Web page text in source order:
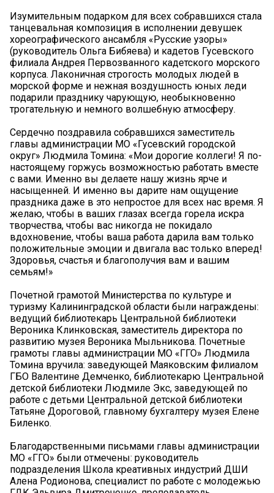
Изумительным подарком для всех собравшихся стала
танцевальная композиция в исполнении девушек
хореографического ансамбля «Русские узоры»
(руководитель Ольга Бибяева) и кадетов Гусевского
филиала Андрея Первозванного кадетского морского
корпуса. Лаконичная строгость молодых людей в
морской форме и нежная воздушность юных леди
подарили празднику чарующую, необыкновенно
трогательную и немного волшебную атмосферу.
Сердечно поздравила собравшихся заместитель
главы администрации МО «Гусевский городской
округ» Людмила Томина: «Мои дорогие коллеги! Я по-
настоящему горжусь возможностью работать вместе
с вами. Именно вы делаете нашу жизнь ярче и
насыщенней. И именно вы дарите нам ощущение
праздника даже в это непростое для всех нас время. Я
желаю, чтобы в ваших глазах всегда горела искра
творчества, чтобы вас никогда не покидало
вдохновение, чтобы ваша работа дарила вам только
положительные эмоции и двигала вас только вперед!
Здоровья, счастья и благополучия вам и вашим
семьям!»
Почетной грамотой Министерства по культуре и
туризму Калининградской области были награждены:
ведущий библиотекарь Центральной библиотеки
Вероника Клинковская, заместитель директора по
развитию музея Вероника Мыльникова. Почетные
грамоты главы администрации МО «ГГО» Людмила
Томина вручила: заведующей Маяковским филиалом
ГБО Валентине Демченко, библиотекарю Центральной
детской библиотеки Людмиле Экс, заведующей по
работе с детьми Центральной детской библиотеки
Татьяне Дороговой, главному бухгалтеру музея Елене
Биленко.
Благодарственными письмами главы администрации
МО «ГГО» были отмечены: руководитель
подразделения Школа креативных индустрий ДШИ
Алена Родионова, специалист по работе с молодежью